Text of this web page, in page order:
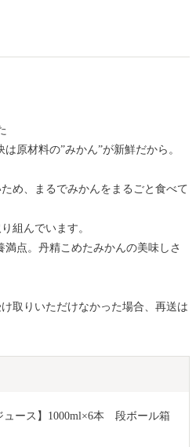
原材料の”みかん”が新鮮だから。
め、まるでみかんをまるごと食べて
組んでいます。
満点。丹精こめたみかんの美味しさ
取りいただけなかった場合、再送は
ース】1000ml×6本　段ボール箱